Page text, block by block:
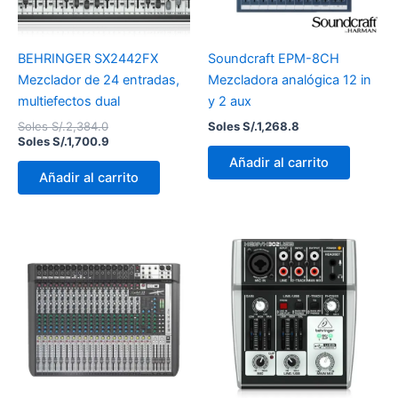
BEHRINGER SX2442FX
Mezclador de 24 entradas,
multiefectos dual
Soles S/.2,384.0
Soles S/.1,700.9
Añadir al carrito
Soundcraft EPM-8CH
Mezcladora analógica 12 in
y 2 aux
Soles S/.1,268.8
Añadir al carrito